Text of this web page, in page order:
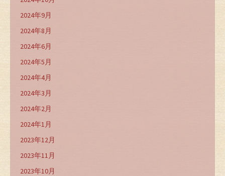
2024年9月
2024年8月
2024年6月
2024年5月
2024年4月
2024年3月
2024年2月
2024年1月
2023年12月
2023年11月
2023年10月